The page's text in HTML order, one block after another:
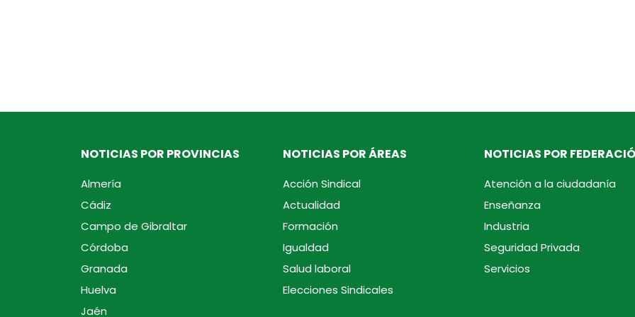
NOTICIAS POR PROVINCIAS
Almería
Cádiz
Campo de Gibraltar
Córdoba
Granada
Huelva
Jaén
NOTICIAS POR ÁREAS
Acción Sindical
Actualidad
Formación
Igualdad
Salud laboral
Elecciones Sindicales
NOTICIAS POR
Atención a la ciudadanía
Enseñanza
Industria
Seguridad Privada
Servicios